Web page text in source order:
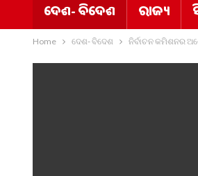
ଦେଶ- ବିଦେଶ ରାଜ୍ୟ
Home ଦେଶ- ବିଦେଶ ନିର୍ବାଚନ କମିଶନର